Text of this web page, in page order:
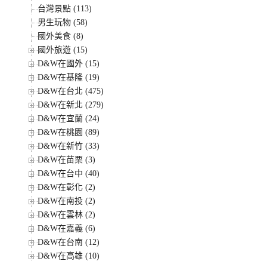
台灣景點 (113)
男生玩物 (58)
國外美食 (8)
國外旅遊 (15)
D&W在國外 (15)
D&W在基隆 (19)
D&W在台北 (475)
D&W在新北 (279)
D&W在宜蘭 (24)
D&W在桃園 (89)
D&W在新竹 (33)
D&W在苗栗 (3)
D&W在台中 (40)
D&W在彰化 (2)
D&W在南投 (2)
D&W在雲林 (2)
D&W在嘉義 (6)
D&W在台南 (12)
D&W在高雄 (10)